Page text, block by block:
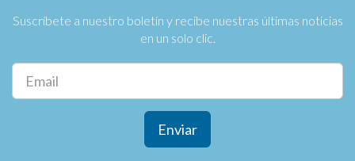
Suscríbete a nuestro boletín y recibe nuestras últimas noticias
en un solo clic.
Enviar